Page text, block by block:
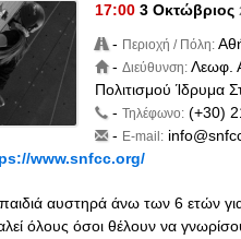
17:00 3 Οκτώβριος
- Περιοχή / Πόλη:
-Διεύθυνση: Λεωφ.
Πολιτισμού Ίδρυμα
-Τηλέφωνο: (+30)
- E-mail:
www.snfcc.org/
παιδιά αυστηρά άνω των 6 ετών
όλους όσοι θέλουν να